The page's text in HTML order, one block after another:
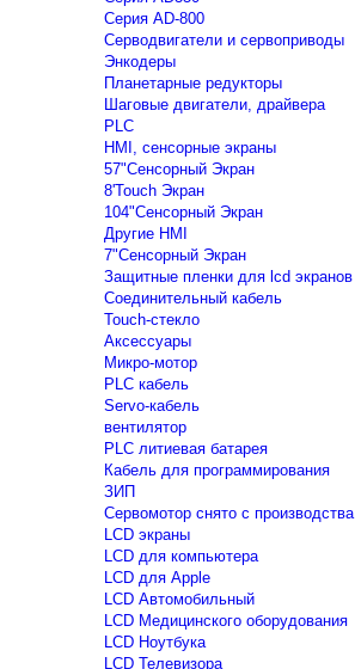
Серия AD-800
Серводвигатели и сервоприводы
Энкодеры
Планетарные редукторы
Шаговые двигатели, драйвера
PLC
HMI, сенсорные экраны
57"Сенсорный Экран
8'Touch Экран
104"Сенсорный Экран
Другие HMI
7"Сенсорный Экран
Защитные пленки для lcd экранов
Соединительный кабель
Touch-стекло
Аксессуары
Микро-мотор
PLC кабель
Servo-кабель
вентилятор
PLC литиевая батарея
Кабель для программирования
ЗИП
Сервомотор снято с производства
LCD экраны
LCD для компьютера
LCD для Apple
LCD Автомобильный
LCD Медицинского оборудования
LCD Ноутбука
LCD Телевизора